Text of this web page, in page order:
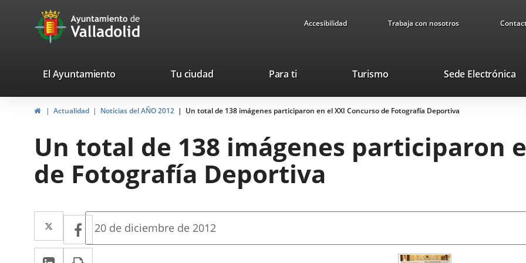
Portal
Web
Ayuntamiento
de
Accesibilidad Trabaja con nosotros
valladolid.es
El Ayuntamiento Tu ciudad Para ti TurismoEste
se
abrirá
una
ventana
Sede Electrónica
InicioActualidad Noticias del AÑO 2012 Un total de 138 imágenes participaron en el XXI Concurso de Fotografía Deportiva
Un total de 138 imágenes participaron
de Fotografía Deportiva
Twitter
Enlace
a
Facebook
Enlace
a
LinkedIn
Enlace
Fecha
la
20 de diciembre de 2012